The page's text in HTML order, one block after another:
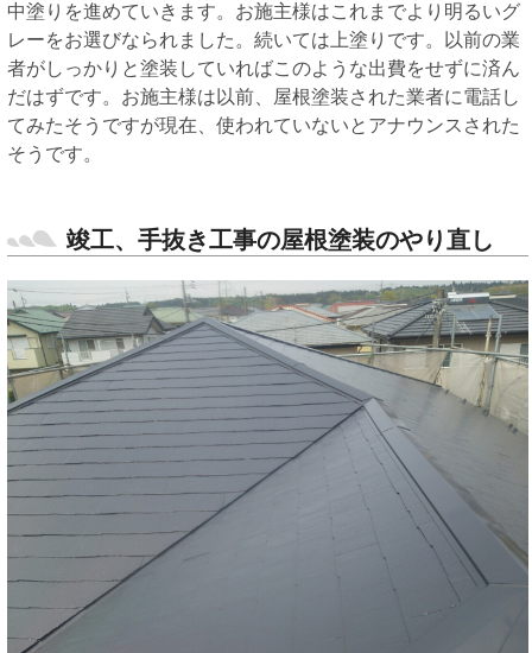
中塗りを進めていきます。お施主様はこれまでより明るいグ
レーをお選びなられました。続いては上塗りです。以前の業
者がしっかりと塗装していればこのような出費をせずに済ん
だはずです。お施主様は以前、屋根塗装された業者に電話し
てみたそうですが現在、使われていないとアナウンスされた
そうです。
竣工、手抜き工事の屋根塗装のやり直し